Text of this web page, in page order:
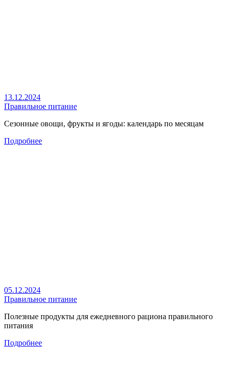
13.12.2024
Правильное питание
Сезонные овощи, фрукты и ягоды: календарь по месяцам
Подробнее
05.12.2024
Правильное питание
Полезные продукты для ежедневного рациона правильного
питания
Подробнее